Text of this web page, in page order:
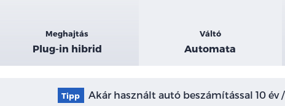
Meghajtás
Plug-in hibrid
Váltó
Automata
Tipp Akár használt autó beszámítással 10 év